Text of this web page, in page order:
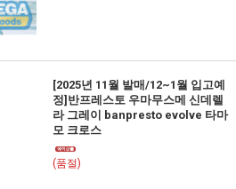
[2025년 11월 발매/12~1월 입고예
정]반프레스토 우마무스메 신데렐
라 그레이 banpresto evolve 타마
모 크로스
(품절)